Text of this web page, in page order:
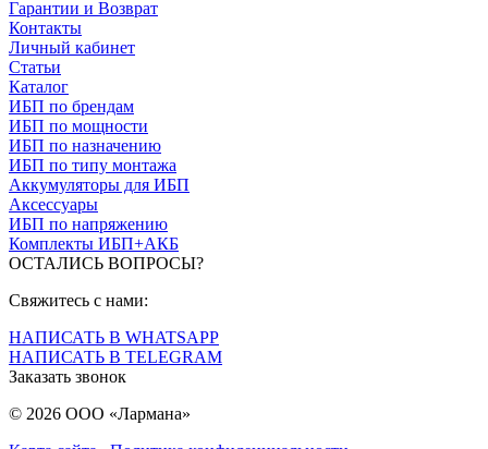
Гарантии и Возврат
Контакты
Личный кабинет
Статьи
Каталог
ИБП по брендам
ИБП по мощности
ИБП по назначению
ИБП по типу монтажа
Аккумуляторы для ИБП
Аксессуары
ИБП по напряжению
Комплекты ИБП+АКБ
ОСТАЛИСЬ ВОПРОСЫ?
Свяжитесь с нами:
НАПИСАТЬ В WHATSAPP
НАПИСАТЬ В TELEGRAM
Заказать звонок
© 2026 ООО «Лармана»